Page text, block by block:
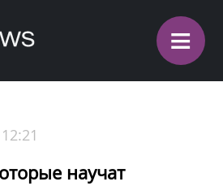
≡
научат